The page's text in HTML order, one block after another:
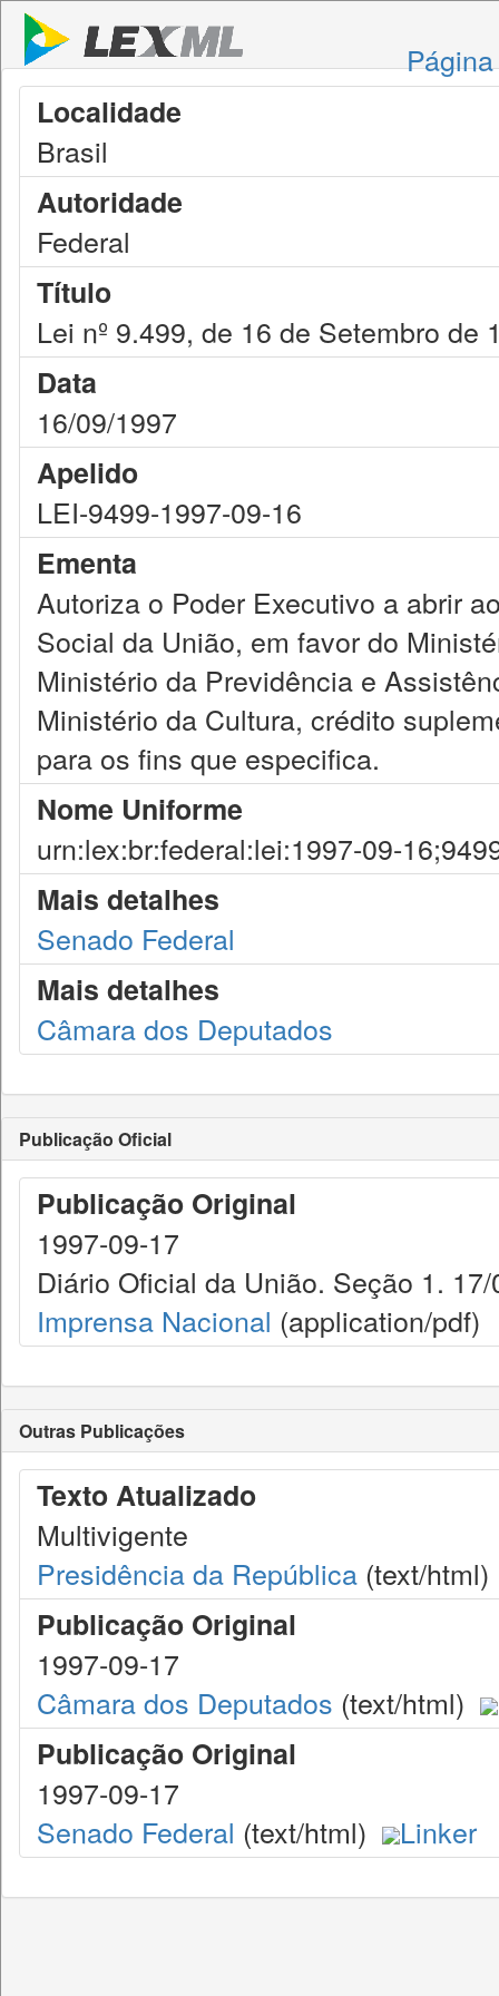
Localidade
Brasil
Autoridade
Federal
Título
Lei nº 9.499, de 16 de Setembro de
Data
16/09/1997
Apelido
LEI-9499-1997-09-16
Ementa
Autoriza o Poder Executivo a abrir
Social da União, em favor do
Ministério da Previdência e
Ministério da Cultura, crédito
para os fins que especifica.
Nome Uniforme
urn:lex:br:federal:lei:1997-09-
Mais detalhes
Senado Federal
Mais detalhes
Câmara dos Deputados
Publicação Oficial
Publicação Original
1997-09-17
Diário Oficial da União. Seção 1.
Imprensa Nacional (application/pdf)
Outras Publicações
Texto Atualizado
Multivigente
Presidência da República (text/html)
Publicação Original
1997-09-17
Câmara dos Deputados (text/html)
Publicação Original
1997-09-17
Senado Federal (text/html) Linker